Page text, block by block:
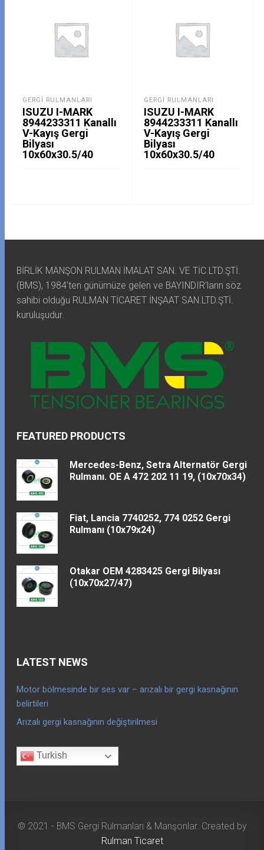
GERGI RULMANLARI
ISUZU I-MARK
8944233311 Kanallı
V-Kayış Gergi
Bilyası
10x60x30.5/40
GERGI RULMANLARI
ISUZU I-MARK
8944233311 Kanallı
V-Kayış Gergi
Bilyası
10x60x30.5/40
BİRLİK MANŞON RULMAN İMALAT SAN. VE TİC.LTD.ŞTİ.
(BMS), 1984'ten günümüze gelen ve BAYINDIR'ların söz
sahibi olduğu RULMAN TİCARET İNŞAAT SAN.LTD.ŞTİ.
kuruluşudur.
FEATURED PRODUCTS
Mercedes-Benz, Setra Alternatör Gergi
Rulmanı. OE A 472 202 11 19, (10x70x34)
Fiat, Lancia 7740252, 774 0252 Gergi
Rulmanı (10x79x24)
Otakar OEM 4283425 Gergi Bilyası
(10x70x27/47)
LATEST NEWS
Motor bölmesinde bir ses var – arızalı bir gergi kasnağının
belirtileri
Arızalı gergi kasnağının değiştirilmesi
Turkish
© 2021 - BMS Gergi Rulmanları & Manşonlar. Created by
Rulman Ticaret